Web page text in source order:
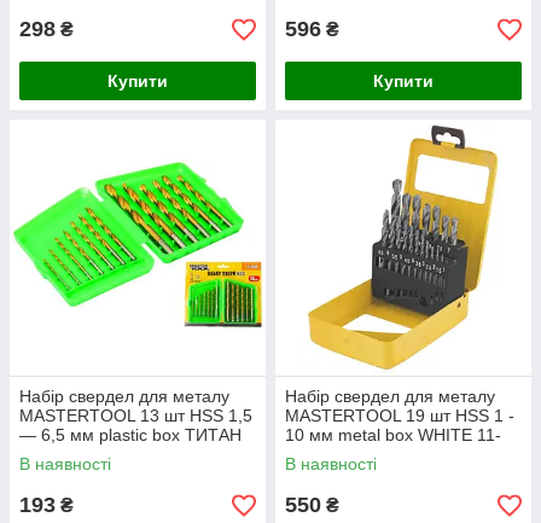
298 ₴
Купити
596 ₴
Купити
Набір свердел для металу
MASTERTOOL 13 шт HSS 1,5
— 6,5 мм plastic box ТИТАН
11-1305
В наявності
193 ₴
Набір свердел для металу
MASTERTOOL 19 шт HSS 1 -
10 мм metal box WHITE 11-
0119
В наявності
550 ₴